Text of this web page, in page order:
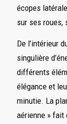
écopes
sur ses roues,
De l’intérieur
singulière
différents
élégance et
minutie. La
aérienne » fait